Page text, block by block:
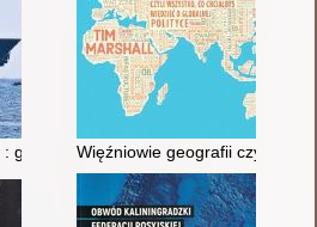
geopolityczne znaczenie akwenów
Więźniowie geografii czyli